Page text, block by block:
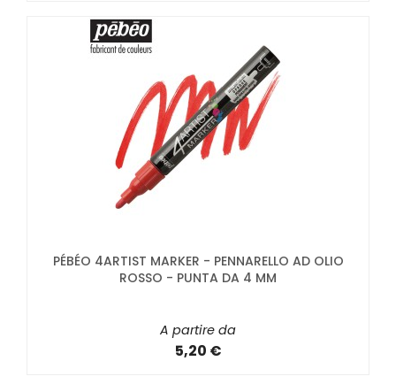
PÉBÉO 4ARTIST MARKER - PENNARELLO AD OLIO
ROSSO - PUNTA DA 4 MM
A partire da
5,20 €